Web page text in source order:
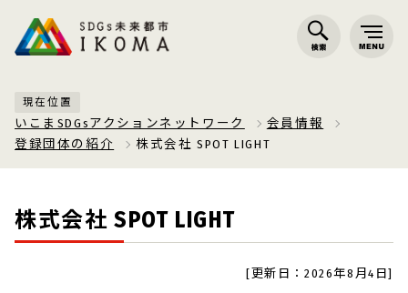
現在位置
いこまSDGsアクションネットワーク
会員情報
登録団体の紹介
株式会社 SPOT LIGHT
株式会社 SPOT LIGHT
[更新日：2026年8月4日]